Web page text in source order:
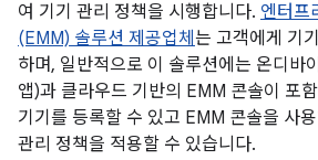
여 기기 관리 정책을 시행합니다. 엔터프
(EMM) 솔루션 제공업체 는 고객에게 기
하며, 일반적으로 이 솔루션에는 온디바
앱)과 클라우드 기반의 EMM 콘솔이 포
기기를 등록할 수 있고 EMM 콘솔을 사
관리 정책을 적용할 수 있습니다.